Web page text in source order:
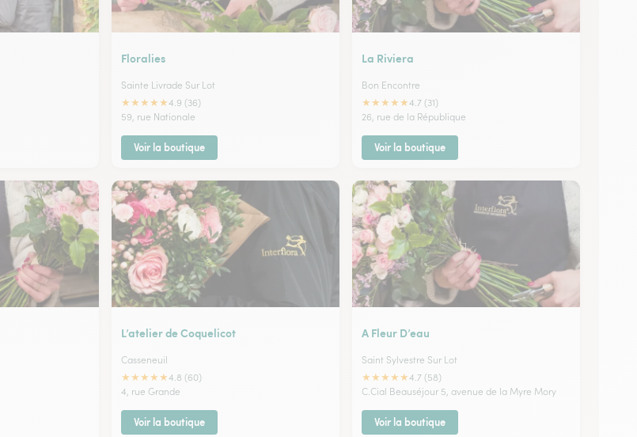
Floralies
Sainte Livrade Sur Lot
★★★★★4.9 (36)
59, rue Nationale
Voir la boutique
La Riviera
Bon Encontre
★★★★★4.7 (31)
26, rue de la République
Voir la boutique
L’atelier de Coquelicot
Casseneuil
★★★★★4.8 (60)
4, rue Grande
Voir la boutique
A Fleur D’eau
Saint Sylvestre Sur Lot
★★★★★4.7 (58)
C.Cial Beauséjour 5, avenue de la Myre Mory
Voir la boutique